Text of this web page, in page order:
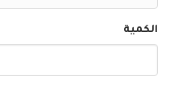
الكمية